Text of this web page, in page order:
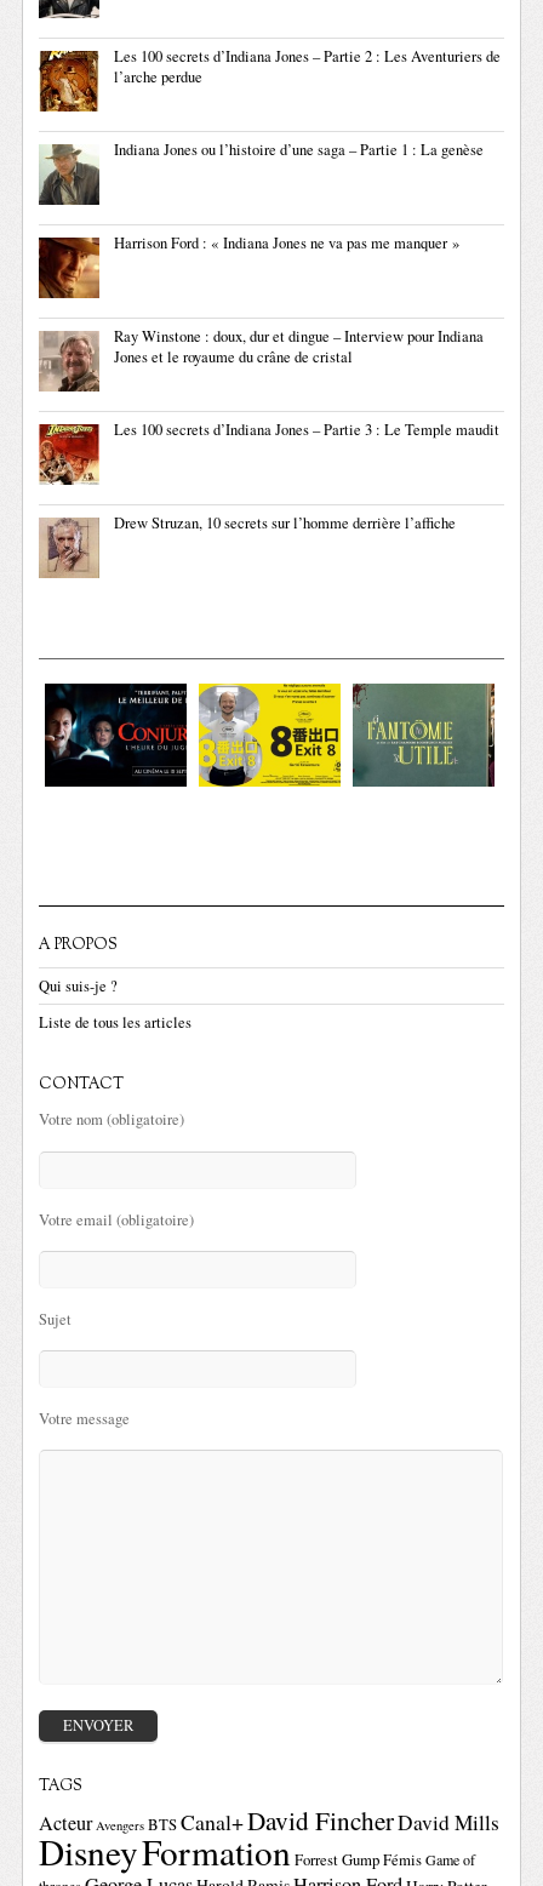
Les 100 secrets d’Indiana Jones – Partie 2 : Les Aventuriers de
l’arche perdue
Indiana Jones ou l’histoire d’une saga – Partie 1 : La genèse
Harrison Ford : « Indiana Jones ne va pas me manquer »
Ray Winstone : doux, dur et dingue – Interview pour Indiana
Jones et le royaume du crâne de cristal
Les 100 secrets d’Indiana Jones – Partie 3 : Le Temple maudit
Drew Struzan, 10 secrets sur l’homme derrière l’affiche
A PROPOS
Qui suis-je ?
Liste de tous les articles
CONTACT
Votre nom (obligatoire)
Votre email (obligatoire)
Sujet
Votre message
TAGS
Acteur Avengers BTSCanal+David FincherDavid Mills
DisneyFormationForrest GumpFémis Game of